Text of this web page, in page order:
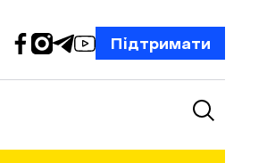
Підтримати